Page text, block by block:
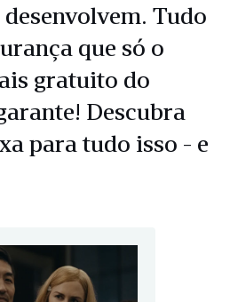
Tudo
que só o
gratuito do
Descubra
para tudo isso - e